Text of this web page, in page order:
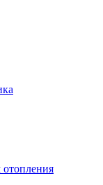
отопления